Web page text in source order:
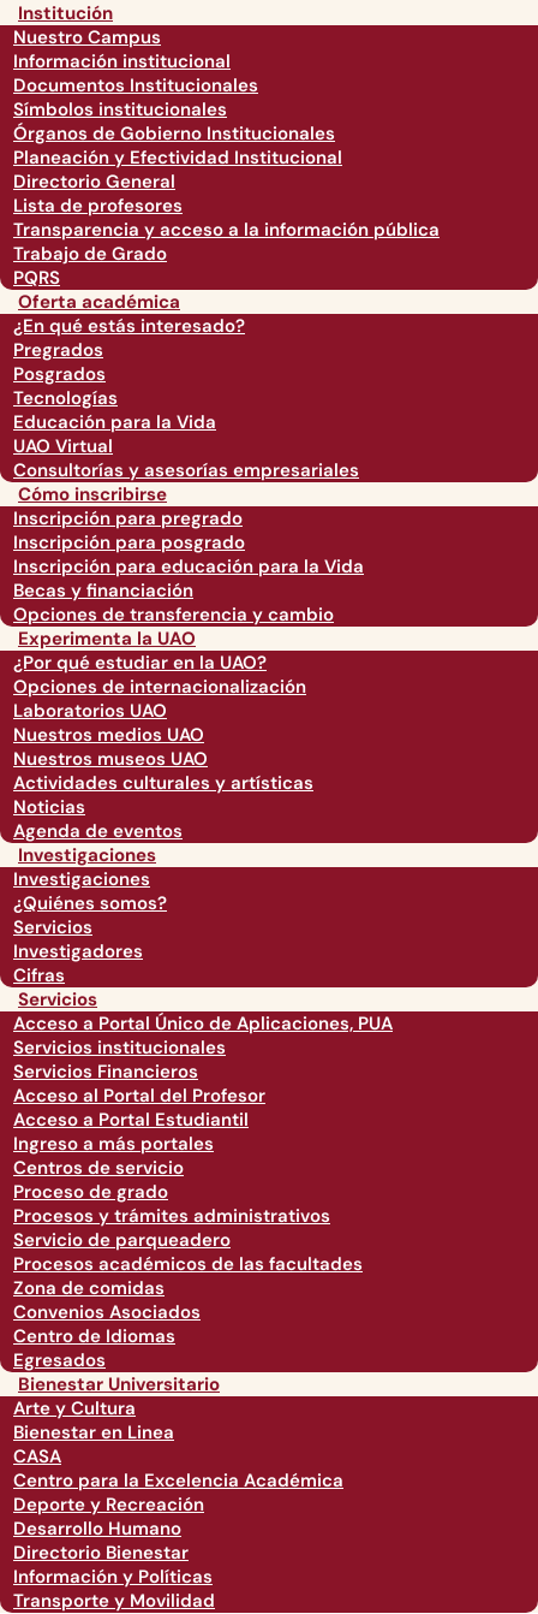
Institución
Nuestro Campus
Información institucional
Documentos Institucionales
Símbolos institucionales
Órganos de Gobierno Institucionales
Planeación y Efectividad Institucional
Directorio General
Lista de profesores
Transparencia y acceso a la información pública
Trabajo de Grado
PQRS
Oferta académica
¿En qué estás interesado?
Pregrados
Posgrados
Tecnologías
Educación para la Vida
UAO Virtual
Consultorías y asesorías empresariales
Cómo inscribirse
Inscripción para pregrado
Inscripción para posgrado
Inscripción para educación para la Vida
Becas y financiación
Opciones de transferencia y cambio
Experimenta la UAO
¿Por qué estudiar en la UAO?
Opciones de internacionalización
Laboratorios UAO
Nuestros medios UAO
Nuestros museos UAO
Actividades culturales y artísticas
Noticias
Agenda de eventos
Investigaciones
Investigaciones
¿Quiénes somos?
Servicios
Investigadores
Cifras
Servicios
Acceso a Portal Único de Aplicaciones, PUA
Servicios institucionales
Servicios Financieros
Acceso al Portal del Profesor
Acceso a Portal Estudiantil
Ingreso a más portales
Centros de servicio
Proceso de grado
Procesos y trámites administrativos
Servicio de parqueadero
Procesos académicos de las facultades
Zona de comidas
Convenios Asociados
Centro de Idiomas
Egresados
Bienestar Universitario
Arte y Cultura
Bienestar en Linea
CASA
Centro para la Excelencia Académica
Deporte y Recreación
Desarrollo Humano
Directorio Bienestar
Información y Políticas
Transporte y Movilidad